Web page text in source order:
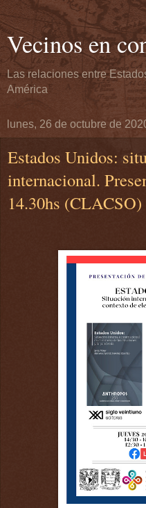
Vecinos en
Las relaciones entre
América
lunes, 26 de octubre de
Estados Unidos:
internacional.
14.30hs (CLACSO)